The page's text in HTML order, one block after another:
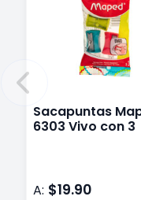
Sacapuntas
6303 Vivo con 3
A: $19.90